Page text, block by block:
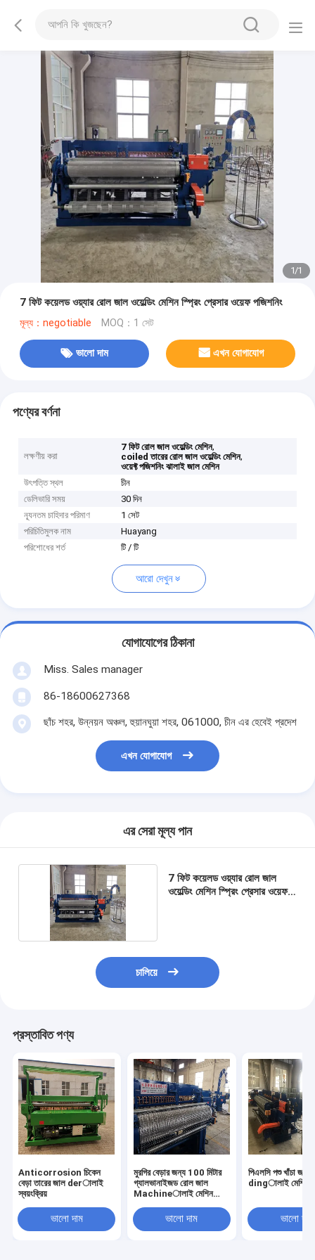
1/1
7 ফিট কয়েলড ওয়্যার রোল জাল ওয়েল্ডিং মেশিন স্প্রিং প্রেসার ওয়েফ পজিশনিং
মূল্য：negotiable MOQ：1 সেট
ভালো দাম এখন যোগাযোগ
পণ্যের বর্ণনা
লক্ষণীয় করা
7 ফিট রোল জাল ওয়েল্ডিং মেশিন,
coiled তারের রোল জাল ওয়েল্ডিং মেশিন,
ওয়েফ্ট পজিশনিং ঝালাই জাল মেশিন
উৎপত্তি স্থল
চীন
ডেলিভারি সময়
30 দিন
ন্যূনতম চাহিদার পরিমাণ
1 সেট
পরিচিতিমুলক নাম
Huayang
পরিশোধের শর্ত
টি / টি
আরো দেখুন
যোগাযোগের ঠিকানা
Miss. Sales manager
86-18600627368
ছাঁচ শহর, উন্নয়ন অঞ্চল, হুয়ানঘুয়া শহর, 061000, চীন এর হেবেই প্রদেশ
এখন যোগাযোগ
এর সেরা মূল্য পান
7 ফিট কয়েলড ওয়্যার রোল জাল
ওয়েল্ডিং মেশিন স্প্রিং প্রেসার ওয়েফ
চালিয়ে
প্রস্তাবিত পণ্য
Anticorrosion চিকেন
বেড়া তারের জাল derালাই
স্বয়ংক্রিয়
ভালো দাম
মুরগির বেড়ার জন্য 100 মিটার
গ্যালভানাইজড রোল জাল
Machineালাই মেশিন
ভালো দাম
পিএলসি পশু খাঁচা জাল
dingালাই মেশিন
ভালো দাম